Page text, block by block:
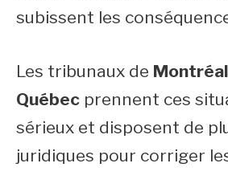
subissent les
Les tribunaux de
Québec prennent ces
sérieux et disposent de
juridiques pour corriger